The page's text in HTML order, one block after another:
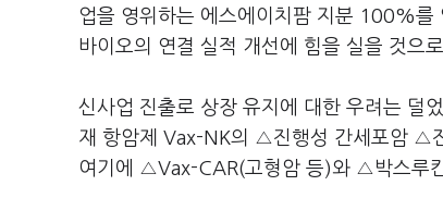
업을 영위하는 에스에이치팜 지분 100%
바이오의 연결 실적 개선에 힘을 실을 것으
신사업 진출로 상장 유지에 대한 우려는 덜
재 항암제 Vax-NK의 △진행성 간세포암 △
여기에 △Vax-CAR(고형암 등)와 △박스루